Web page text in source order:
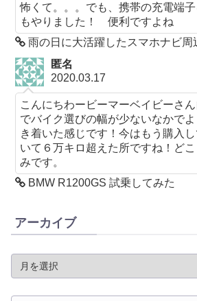
怖くて。。。でも、携帯の充電端
もやりました！ 便利ですよね
雨の日に大活躍したスマホナビ周
匿名
2020.03.17
こんにちわービーマーベイビーさ
でバイク選びの幅が少ないなかで
き着いた感じです！今はもう購入
いて６万キロ超えた所ですね！ど
みです。
BMW R1200GS 試乗してみた
アーカイブ